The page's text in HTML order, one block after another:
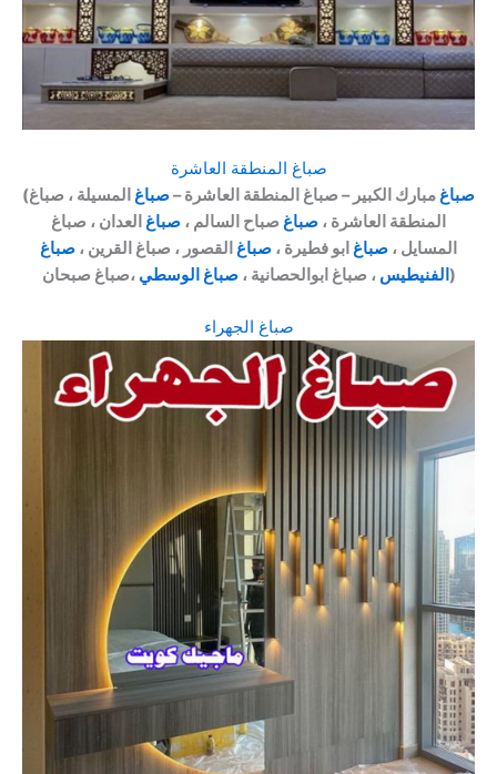
صباغ المنطقة العاشرة
(
صباغمبارك الكبير – صباغ المنطقة العاشرة –صباغ المسيلة ، صباغ
المنطقة العاشرة ، صباغ صباح السالم ، صباغ العدان ، صباغ
المسايل ، صباغ ابو فطيرة ، صباغ القصور ، صباغ القرين ، صباغ
الفنيطيس ، صباغ ابوالحصانية ،صباغ الوسطي ،صباغ صبحان)
صباغ الجهراء